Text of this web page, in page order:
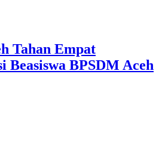
Tahan Empat
Beasiswa BPSDM Aceh